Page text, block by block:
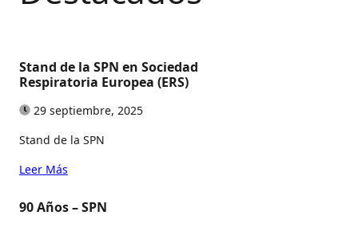
Stand de la SPN en Sociedad
Respiratoria Europea (ERS)
29 septiembre, 2025
Stand de la SPN
Leer Más
90 Años – SPN